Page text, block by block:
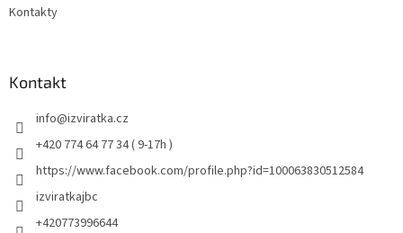
Kontakty
Kontakt
info@izviratka.cz
+420 774 64 77 34 ( 9-17h )
https://www.facebook.com/profile.php?id=100063830512584
izviratkajbc
+420773996644